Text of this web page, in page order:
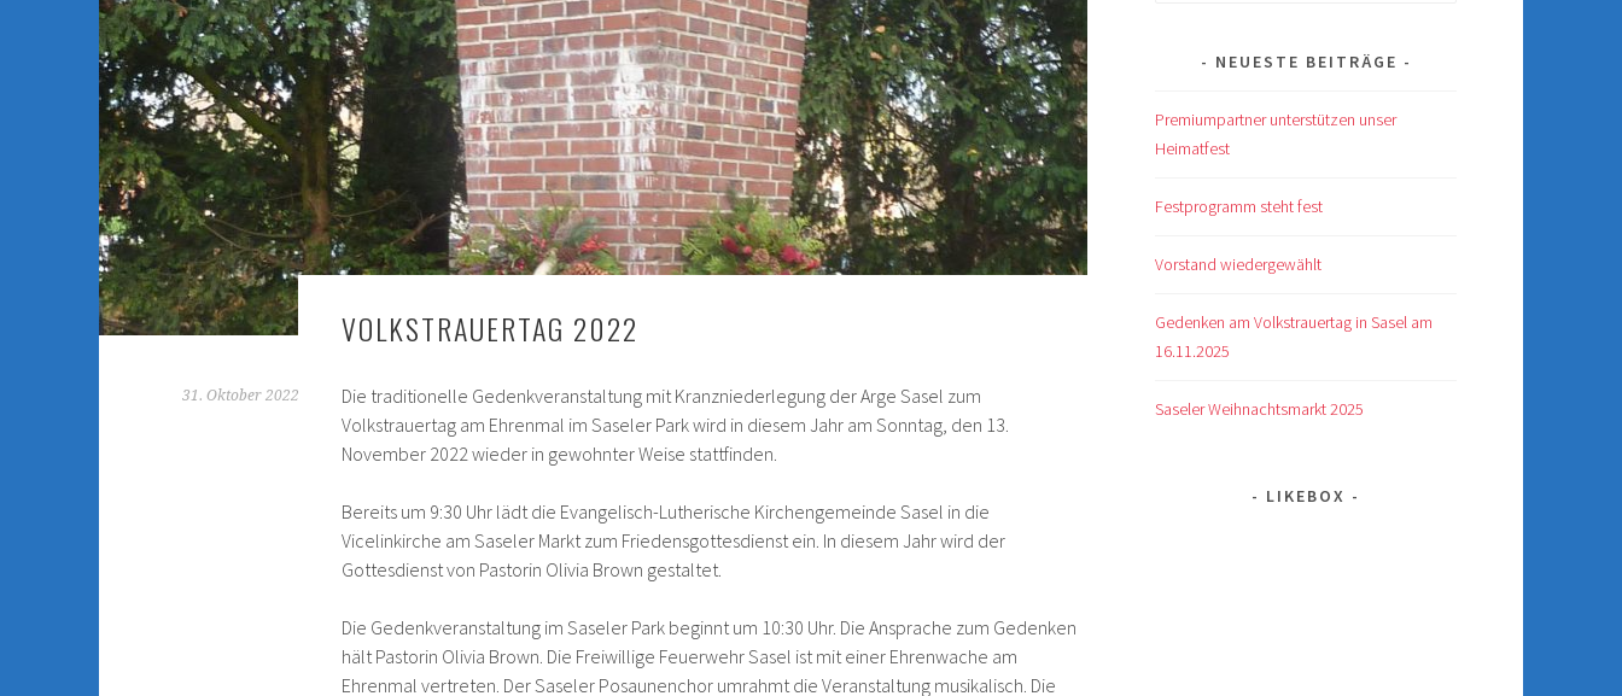
VOLKSTRAUERTAG 2022
31. Oktober 2022
Die traditionelle Gedenkveranstaltung mit Kranzniederlegung der Arge Sasel zum
Volkstrauertag am Ehrenmal im Saseler Park wird in diesem Jahr am Sonntag, den 13.
November 2022 wieder in gewohnter Weise stattfinden.
Bereits um 9:30 Uhr lädt die Evangelisch-Lutherische Kirchengemeinde Sasel in die
Vicelinkirche am Saseler Markt zum Friedensgottesdienst ein. In diesem Jahr wird der
Gottesdienst von Pastorin Olivia Brown gestaltet.
Die Gedenkveranstaltung im Saseler Park beginnt um 10:30 Uhr. Die Ansprache zum Gedenken
hält Pastorin Olivia Brown. Die Freiwillige Feuerwehr Sasel ist mit einer Ehrenwache am
Ehrenmal vertreten. Der Saseler Posaunenchor umrahmt die Veranstaltung musikalisch. Die
NEUESTE BEITRÄGE
Premiumpartner unterstützen unser
Heimatfest
Festprogramm steht fest
Vorstand wiedergewählt
Gedenken am Volkstrauertag in Sasel am
16.11.2025
Saseler Weihnachtsmarkt 2025
LIKEBOX